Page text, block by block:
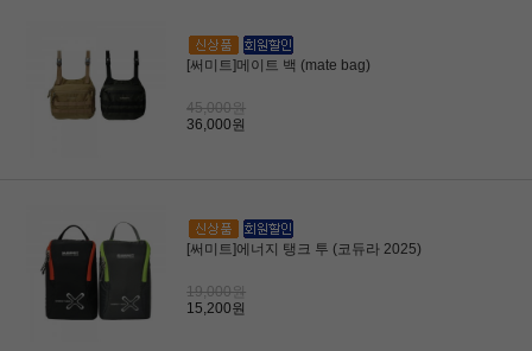
[써미트]메이트 백 (mate bag)
45,000원
36,000원
[써미트]에너지 탱크 투 (코듀라 2025)
19,000원
15,200원